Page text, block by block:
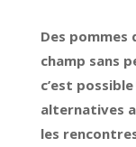
Des
champ sans
c’est possible
alternatives
les rencontre